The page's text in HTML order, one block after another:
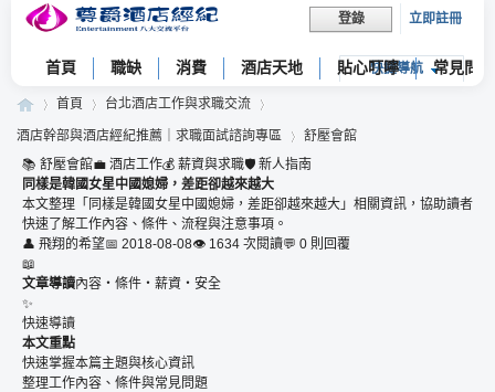
登錄 立即註冊
快捷導航
首頁 職缺 消費 酒店天地 貼心叮嚀 常見問題
尊 »
首頁
›
台北酒店工作與求職交流
›
酒店幹部與酒店經紀推薦｜求職面試諮詢專區
舒壓會館
📚 舒壓會館💼 酒店工作💰 薪資與求職🛡 新人指南
同樣是韓國女星中國媳婦，差距卻越來越大
本文整理「同樣是韓國女星中國媳婦，差距卻越來越大」相關資訊，協助讀者
快速了解工作內容、條件、流程與注意事項。
👤 飛翔的希望📅 2018-08-08👁 1634 次閱讀💬 0 則回覆
📖
文章導讀內容・條件・薪資・安全
✨
快速導讀
本文重點
快速掌握本篇主題與核心資訊
整理工作內容、條件與常見問題